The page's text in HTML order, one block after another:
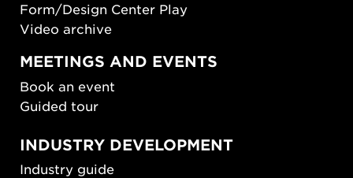
Form/Design Center Play
Video archive
MEETINGS AND EVENTS
Book an event
Guided tour
INDUSTRY DEVELOPMENT
Industry guide